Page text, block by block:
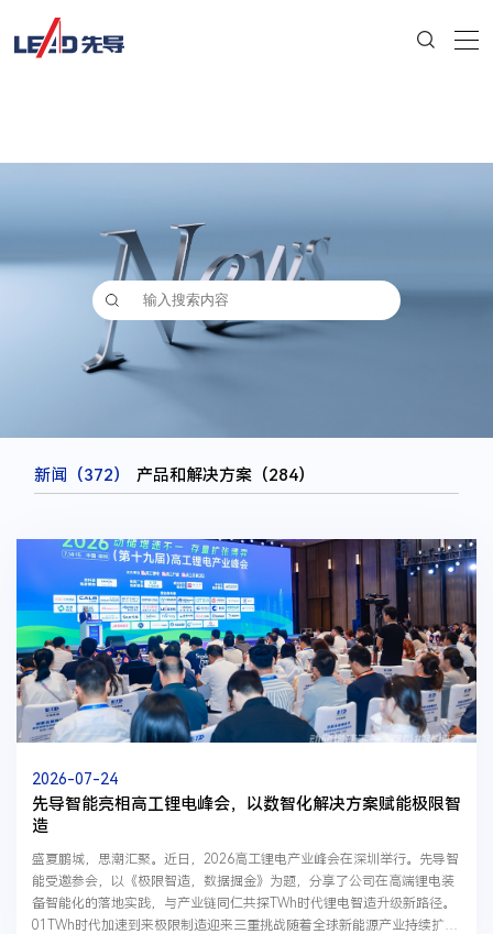
新闻 （372） 产品和解决方案（284）
2026-07-24
先导智能亮相高工锂电峰会，以数智化解决方案赋能极限智
造
盛夏鹏城，思潮汇聚。近日，2026高工锂电产业峰会在深圳举行。先导智
能受邀参会，以《极限智造，数据掘金》为题，分享了公司在高端锂电装
备智能化的落地实践，与产业链同仁共探TWh时代锂电智造升级新路径。
01TWh时代加速到来极限制造迎来三重挑战随着全球新能源产业持续扩